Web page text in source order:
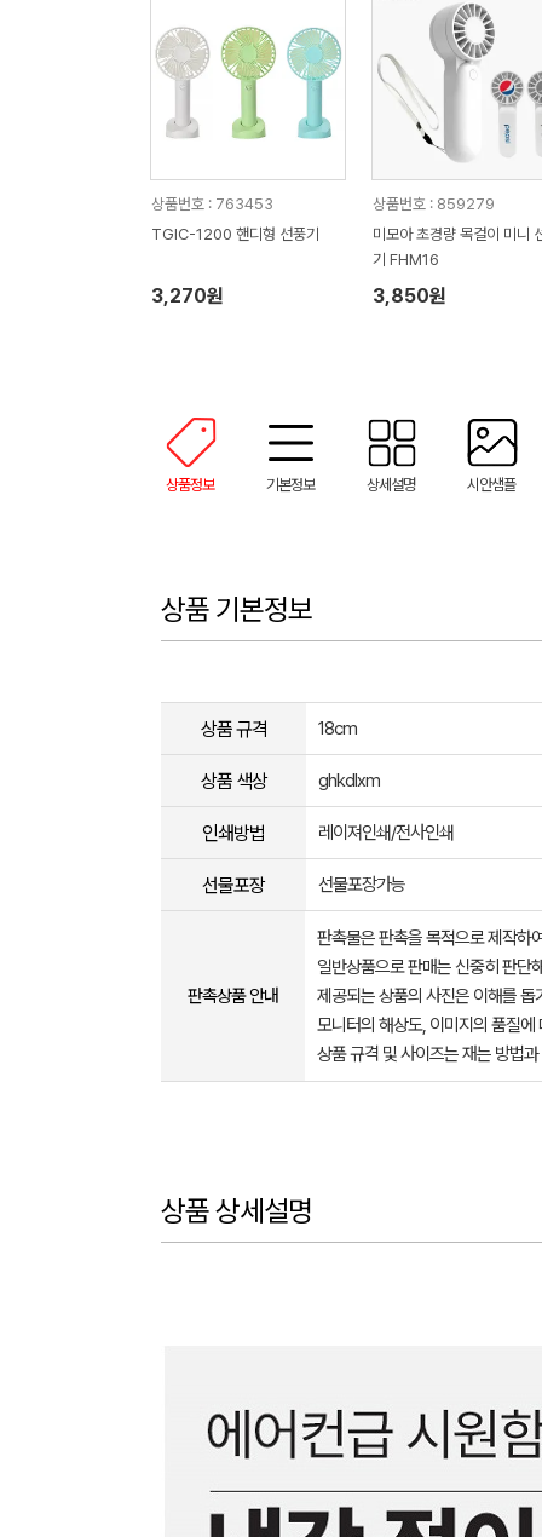
상품번호 : 763453
TGIC-1200 핸디형 선풍기
3,270원
상품번호 : 859279
미모아 초경량 목걸이 미니
기 FHM16
3,850원
상품정보 기본정보 상세설명 시안샘플
상품 기본정보
상품 규격 18cm
상품 색상 ghkdlxm
인쇄방법 레이져인쇄/전사인쇄
선물포장 선물포장가능
판촉상품 안내
판촉물은 판촉을 목적으로 제작하
일반상품으로 판매는 신중히 판단
제공되는 상품의 사진은 이해를
모니터의 해상도, 이미지의 품질
상품 규격 및 사이즈는 재는 방법
상품 상세설명